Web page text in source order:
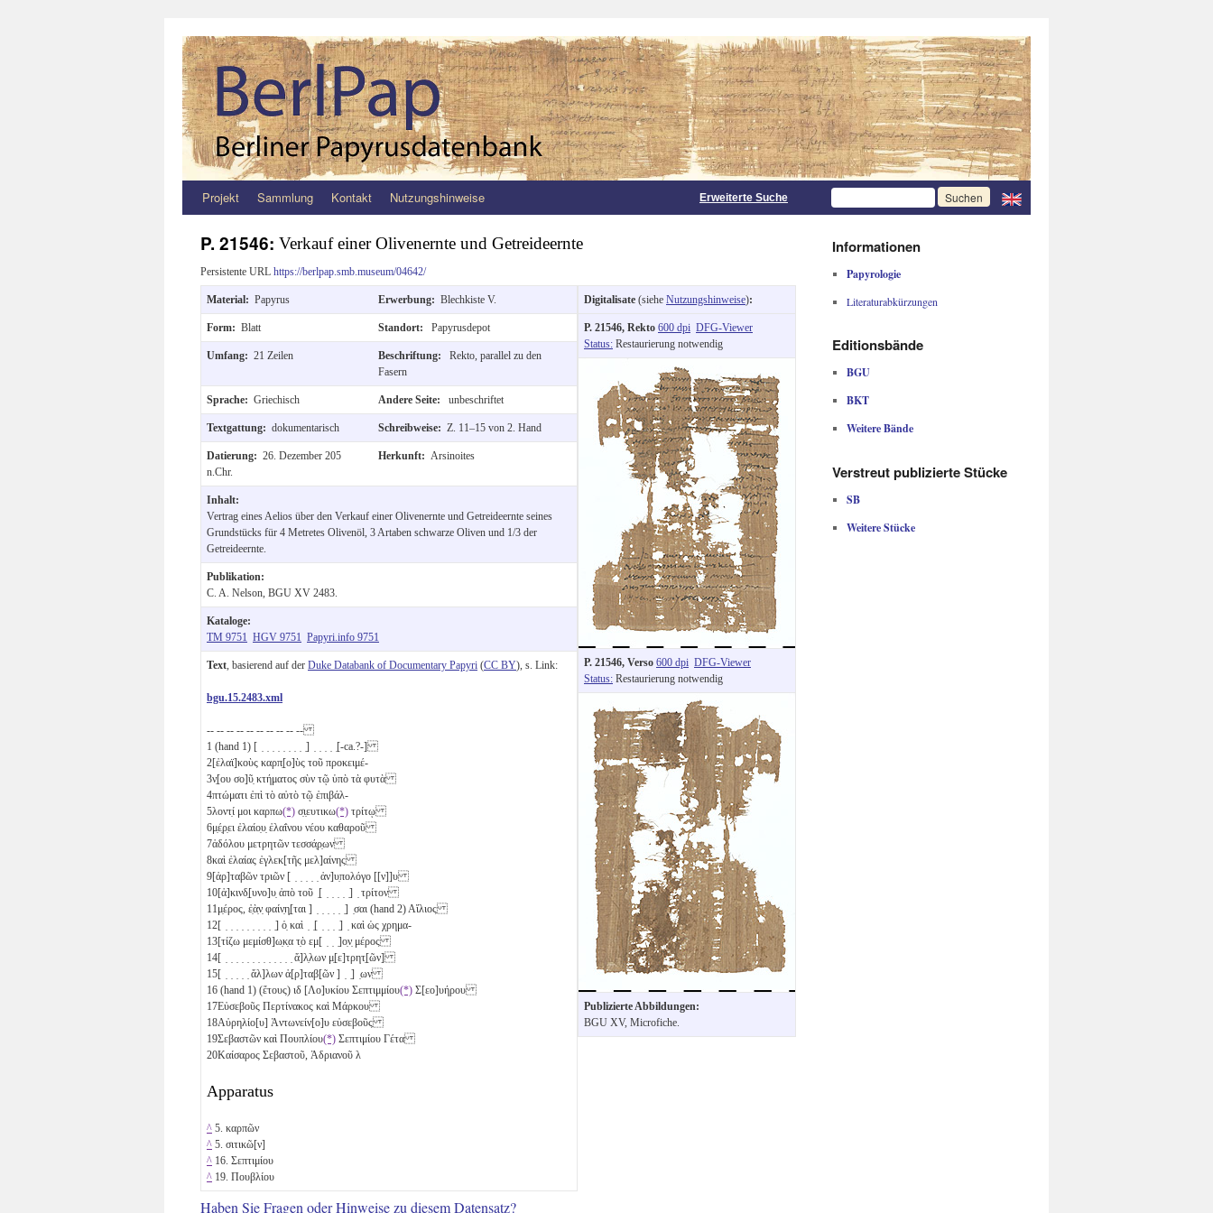
Zum
springen
Projekt Sammlung Kontakt Nutzungshinweise Erweiterte Suche
P. 21546: Verkauf einer Olivenernte und Getreideernte
Persistente URL https://berlpap.smb.museum/04642/
Material: Papyrus Erwerbung: Blechkiste V.
Form: Blatt Standort: Papyrusdepot
Umfang: 21 Zeilen Beschriftung:
Rekto, parallel zu den
Fasern
Sprache: Griechisch Andere Seite: unbeschriftet
Textgattung: dokumentarisch Schreibweise: Z. 11–15 von 2. Hand
Datierung: 26. Dezember 205
n.Chr.
Herkunft: Arsinoites
Inhalt:
Vertrag eines Aelios über den Verkauf einer Olivenernte und Getreideernte seines
Grundstücks für 4 Metretes Olivenöl, 3 Artaben schwarze Oliven und 1/3 der
Getreideernte.
Publikation:
C. A. Nelson, BGU XV 2483.
Kataloge:
TM 9751 HGV 9751 Papyri.info 9751
Text , basierend auf der Duke Databank of Documentary Papyri (CC BY), s. Link:
bgu.15.2483.xml
-- -- -- -- -- -- -- -- -- --
1 (hand 1) [ ̣ ̣ ̣ ̣ ̣ ̣ ̣ ̣ ̣] ̣ ̣ ̣ ̣ ̣[-ca.?-]
2[ἐλαϊ]κοὺς καρπ̣[ο]ὺς τοῦ προκειμέ-
3ν̣[ου σο]ῦ̣ κτήματος σὺν τῷ ὑπὸ τὰ φυτὰ
4πτώματι ἐπὶ τὸ αὐτὸ τῷ ἐπιβάλ-
5λοντ̣ί μοι καρπω(*) σ̣ι̣ευτικω(*) τρίτῳ
6μ̣έ̣ρ̣ει ἐλαίο̣υ̣ ἐλαΐνου νέου καθαροῦ
7ἀδόλου μετρητῶν τεσσά̣ρ̣ων
8καὶ ἐλαίας ἐγλεκ[τῆς μελ]αίνης
9[ἀρ]ταβῶν τριῶν [ ̣ ̣ ̣ ̣ ̣ ἀν]υ̣πολόγο [[ν]]υ
10[ἀ]κινδ̣[υνο]υ̣ ἀπὸ τοῦ ̣[ ̣ ̣ ̣ ̣ ̣] ̣ τρίτον
11 μ̣έρος, ἐ̣ὰ̣ν̣ φαίν̣η̣[ται ] ̣ ̣ ̣ ̣ ̣ ̣] ̣σαι (hand 2) Αἴλιος
12[ ̣ ̣ ̣ ̣ ̣ ̣ ̣ ̣ ̣ ̣] ὁ̣ καὶ ̣ ̣[ ̣ ̣ ̣ ̣] ̣ καὶ ὡς χρημα-
13[τίζω μεμίσθ]ω̣κ̣α τ̣ὸ εμ[ ̣ ̣ ̣]ο̣ν̣ μέρος
14[ ̣ ̣ ̣ ̣ ̣ ̣ ̣ ̣ ̣ ̣ ̣ ̣ ̣ ἄ]λ̣λων μ̣[ε]τρητ̣[ῶν]
15[ ̣ ̣ ̣ ̣ ̣ ἄλ]λων ἀ[ρ]ταβ[ῶν ] ̣ ̣] ̣ων
16 (hand 1) (ἔτους) ιδ [Λο]υκίου Σεπτιμμίου(*) Σ[εο]υήρου
17Εὐσεβοῦς Περτίνακος καὶ Μάρκου
18Αὐρηλίο[υ] Ἀντωνείν[ο]υ εὐσεβοῦς
19Σεβαστῶν καὶ Πουπλίου(*) Σεπτιμίου Γέτα
20Καίσαρος Σεβαστοῦ, Ἁδριανοῦ λ
Apparatus
^ 5. καρπῶν
^ 5. σιτικῶ[ν]
^ 16. Σεπτιμίου
^ 19. Πουβλίου
Digitalisate (siehe Nutzungshinweise):
P. 21546, Rekto 600 dpi DFG-Viewer
Status: Restaurierung notwendig
P. 21546, Verso 600 dpi DFG-Viewer
Status: Restaurierung notwendig
Publizierte Abbildungen:
BGU XV, Microfiche.
Haben Sie Fragen oder Hinweise zu diesem Datensatz?
Informationen
Papyrologie
Literaturabkürzungen
Editionsbände
BGU
BKT
Weitere Bände
Verstreut publizierte Stücke
SB
Weitere Stücke